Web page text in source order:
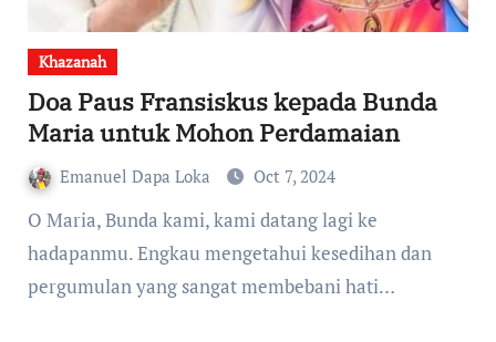
Khazanah
Doa Paus Fransiskus kepada Bunda
Maria untuk Mohon Perdamaian
Emanuel Dapa Loka Oct 7, 2024
O Maria, Bunda kami, kami datang lagi ke
hadapanmu. Engkau mengetahui kesedihan dan
pergumulan yang sangat membebani hati…